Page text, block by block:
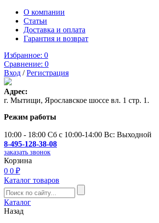
О компании
Статьи
Доставка и оплата
Гарантия и возврат
Избранное: 0
Сравнение: 0
Вход /Регистрация
Адрес:
г. Мытищи, Ярославское шоссе вл. 1 стр. 1.
Режим работы
10:00 - 18:00 Сб с 10:00-14:00 Вс: Выходной
8-495-128-38-08
заказать звонок
Корзина
0 0 ₽
Каталог товаров
Каталог
Назад